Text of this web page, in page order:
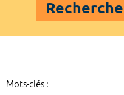
Mots-clés :